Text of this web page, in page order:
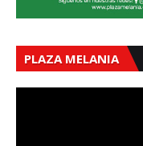
PLAZA MELANIA